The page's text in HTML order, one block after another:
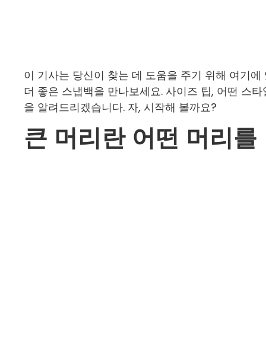
이 기사는 당신이 찾는 데 도움을 주기 위해 여기
더 좋은 스냅백을 만나보세요. 사이즈 팁, 어떤 스
을 알려드리겠습니다. 자, 시작해 볼까요?
큰 머리란 어떤 머리를